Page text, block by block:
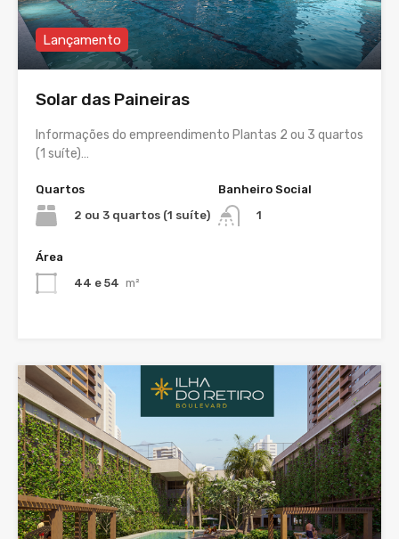
Lançamento
Solar das Paineiras
Informações do empreendimento Plantas 2 ou 3 quartos
(1 suíte)…
Quartos
2 ou 3 quartos (1 suíte)
Banheiro Social
1
Área
44 e 54 m²